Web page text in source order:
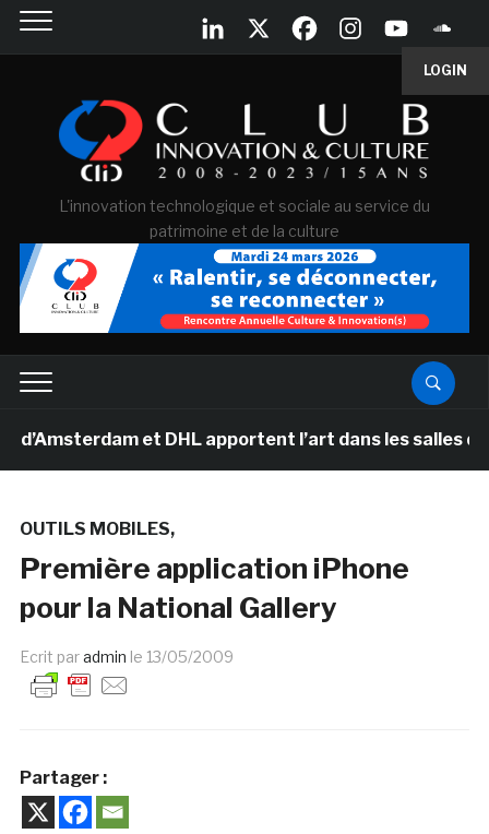
LOGIN
L'innovation technologique et sociale au service du
patrimoine et de la culture
et DHL apportent l’art dans les salles de
OUTILS MOBILES
Première application iPhone
pour la National Gallery
Ecrit paradmin le 13/05/2009
Partager :